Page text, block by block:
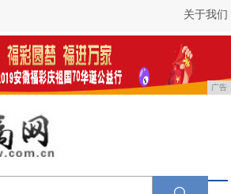
关于我们
广告